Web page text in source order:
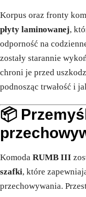
Korpus oraz fronty
płyty laminowanej,
odporność na
zostały starannie
chroni je przed
podnosząc trwałość i
📦
Komoda RUMB III
szafki, które
przechowywania.